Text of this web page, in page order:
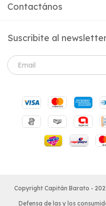
Contactános
Suscribite al
Copyright Capitán Barato -
Defensa de las y los